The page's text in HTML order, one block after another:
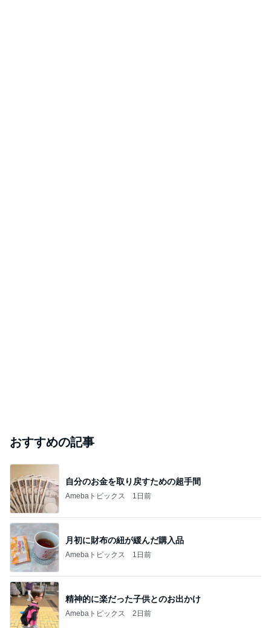
おすすめの記事
自分のお金を取り戻すための超手間
Amebaトピックス 1日前
月初に財布の紐が緩んだ購入品
Amebaトピックス 1日前
精神的に楽だった子供とのお出かけ
Amebaトピックス 2日前